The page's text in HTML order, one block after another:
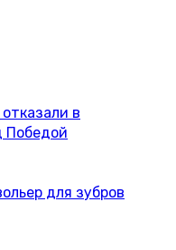
в
Победой
для зубров